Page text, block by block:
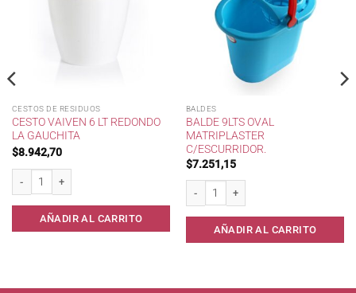
CESTOS DE RESIDUOS
CESTO VAIVEN 6 LT REDONDO
LA GAUCHITA
$8.942,70
Cesto Vaiven 6 lt Redondo La Gauchita cantidad
AÑADIR AL CARRITO
BALDES
BALDE 9LTS OVAL
MATRIPLASTER
C/ESCURRIDOR.
$7.251,15
Balde 9lts Oval Matriplaster c/
AÑADIR AL CARRITO
cantidad